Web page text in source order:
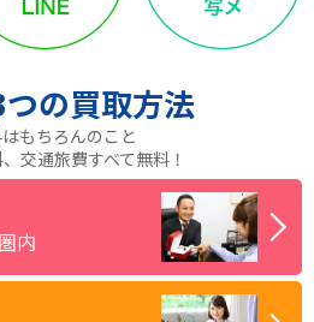
の買取方法
もちろんのこと
交通旅費すべて無料！
内